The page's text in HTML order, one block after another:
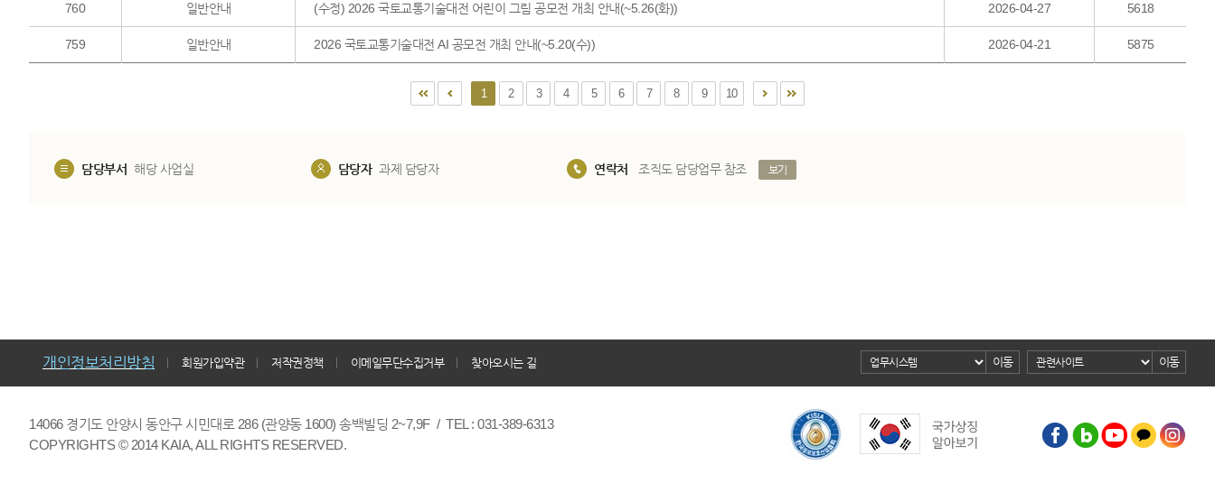
760 일반안내 (수정) 2026 국토교통기술대전 어린이 그림 공모전 개최 안내(~5.26(화)) 2026-04-27 5618
759 일반안내 2026 국토교통기술대전 AI 공모전 개최 안내(~5.20(수)) 2026-04-21 5875
1 2 3 4 5 6 7 8 9 10
담당부서 해당 사업실 담당자 과제 담당자 연락처 조직도 담당업무 참조 보기
개인정보처리방침 회원가입약관 저작권정책 이메일무단수집거부 찾아오시는 길 이동 이동
14066 경기도 안양시 동안구 시민대로 286 (관양동 1600) 송백빌딩 2~7,9F / TEL : 031-389-6313
COPYRIGHTS © 2014 KAIA, ALL RIGHTS RESERVED.